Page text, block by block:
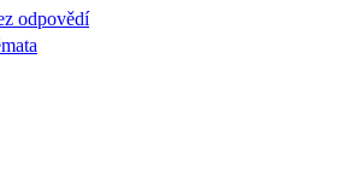
odpovědí